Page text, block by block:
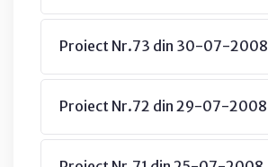
Proiect Nr.73 din 30-07-2008
Proiect Nr.72 din 29-07-2008